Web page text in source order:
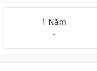
1 Năm
-